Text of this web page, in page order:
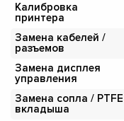
Калибровка
принтера
Замена кабелей /
разъемов
Замена дисплея
управления
Замена сопла / PTFE
вкладыша